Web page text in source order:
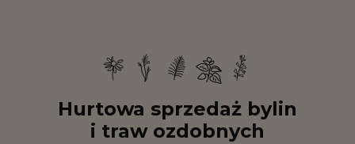
Hurtowa sprzedaż bylin
i traw ozdobnych